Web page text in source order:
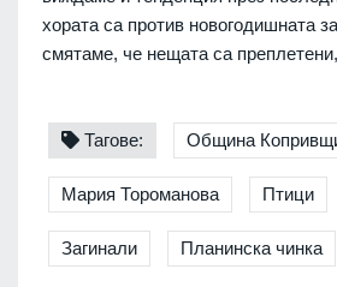
хората са против новогодишната
смятаме, че нещата са
Тагове: Община
Мария Тороманова Птици
Загинали Планинска чинка